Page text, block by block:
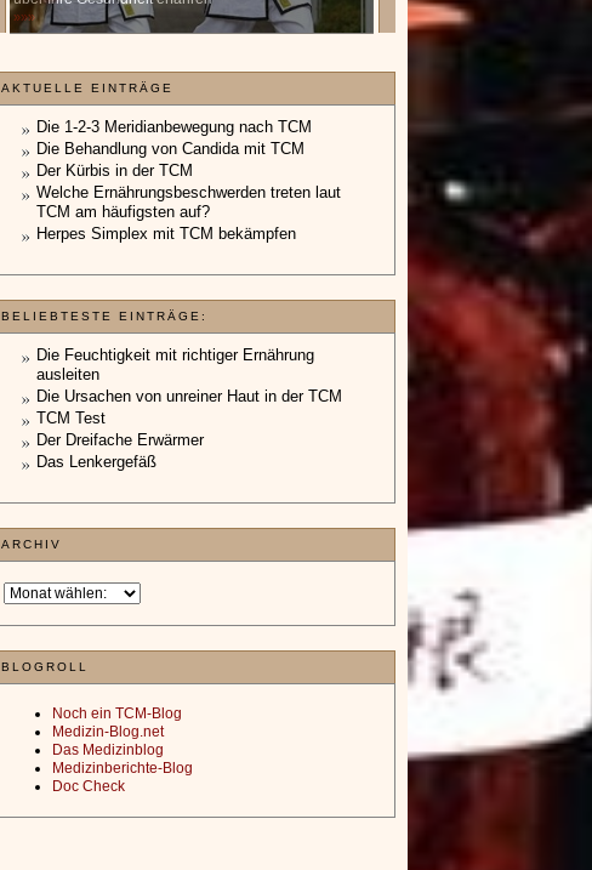
Geschenkgutschein.
»»»
AKTUELLE EINTRÄGE
Die 1-2-3 Meridianbewegung nach TCM
Die Behandlung von Candida mit TCM
Der Kürbis in der TCM
Welche Ernährungsbeschwerden treten laut
TCM am häufigsten auf?
Herpes Simplex mit TCM bekämpfen
BELIEBTESTE EINTRÄGE:
Die Feuchtigkeit mit richtiger Ernährung
ausleiten
Die Ursachen von unreiner Haut in der TCM
TCM Test
Der Dreifache Erwärmer
Das Lenkergefäß
ARCHIV
BLOGROLL
Noch ein TCM-Blog
Medizin-Blog.net
Das Medizinblog
Medizinberichte-Blog
Doc Check